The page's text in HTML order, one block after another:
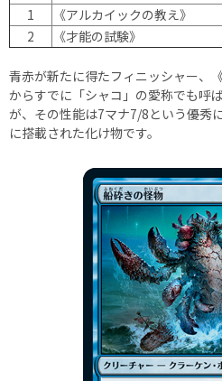
1
《アルカイックの教え》
2
《才能の試験》
青赤が新たに得たフィニッシャー、
からすでに「シャコ」の愛称でも呼
が、その性能は7マナ7/8という優秀
に搭載された化け物です。